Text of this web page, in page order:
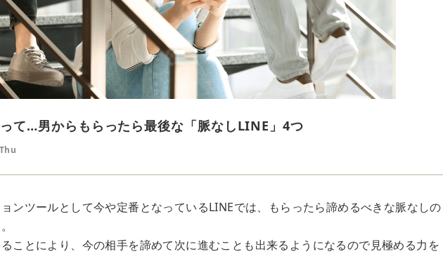
て…男からもらったら最後な「脈なしLINE」4つ
ンツールとして今や定番となっているLINEでは、もらったら諦めるべきな脈なしの
ことにより、今の相手を諦めて次に進むことも出来るようになるので見極める力を